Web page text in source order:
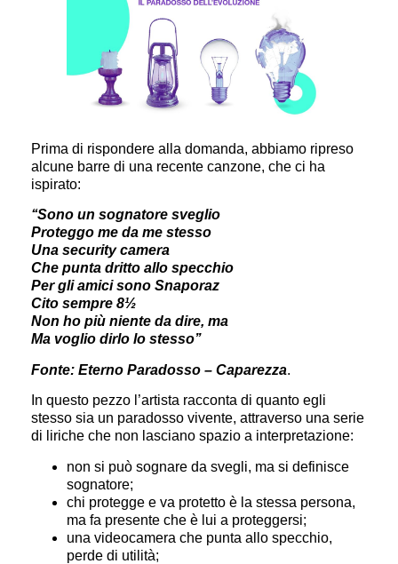
Prima di rispondere alla domanda, abbiamo ripreso
alcune barre di una recente canzone, che ci ha
ispirato:
‘‘Sono un sognatore sveglio
Proteggo me da me stesso
Una security camera
Che punta dritto allo specchio
Per gli amici sono Snaporaz
Cito sempre 8½
Non ho più niente da dire, ma
Ma voglio dirlo lo stesso’’
Fonte: Eterno Paradosso – Caparezza.
In questo pezzo l’artista racconta di quanto egli
stesso sia un paradosso vivente, attraverso una serie
di liriche che non lasciano spazio a interpretazione:
non si può sognare da svegli, ma si definisce
sognatore;
chi protegge e va protetto è la stessa persona,
ma fa presente che è lui a proteggersi;
una videocamera che punta allo specchio,
perde di utilità;